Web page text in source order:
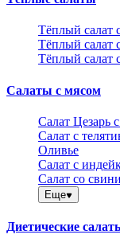
Тёплый салат
Тёплый салат
Тёплый салат
Салаты с мясом
Салат Цезарь
Салат с
Оливье
Салат с
Салат со
Еще
Диетические